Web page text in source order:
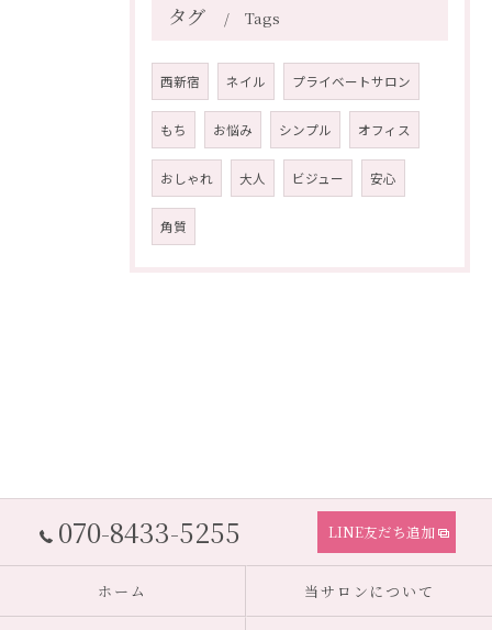
タグ Tags
西新宿 ネイル プライベートサロン
もち お悩み シンプル オフィス
おしゃれ 大人 ビジュー 安心
角質
070-8433-5255 LINE友だち追加
ホーム 当サロンについて